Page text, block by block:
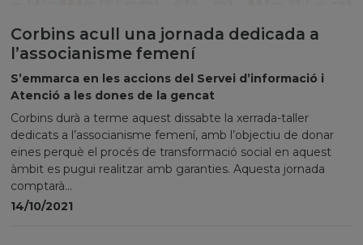
Corbins acull una jornada dedicada a
l’associanisme femení
S’emmarca en les accions del Servei d’informació i
Atenció a les dones de la gencat
Corbins durà a terme aquest dissabte la xerrada-taller
dedicats a l’associanisme femení, amb l’objectiu de donar
eines perquè el procés de transformació social en aquest
àmbit es pugui realitzar amb garanties. Aquesta jornada
comptarà...
14/10/2021